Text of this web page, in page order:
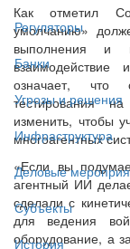
Регуляторы
Банки
Угрозы и решения
Инфраструктура
Деловые
Субъекты
История
Как отметил
умолчанию»
выполнения и
означает, что
тестирования
изменить, чтобы
многоагентных
«Если вы
агентный ИИ
сделали с
для ведения
оборудование, а